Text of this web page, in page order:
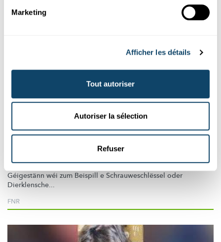
Marketing
Afficher les détails
Tout autoriser
Autoriser la sélection
Refuser
RÄTSEL AUS DEM ALLDAG
Wou kënnt metallesche Geroch hier?
Firwat richen eigentlech eng Mënz oder aner metallesch
Géigestänn wéi zum Beispill e Schrauweschlëssel oder
Dierklensche...
FNR